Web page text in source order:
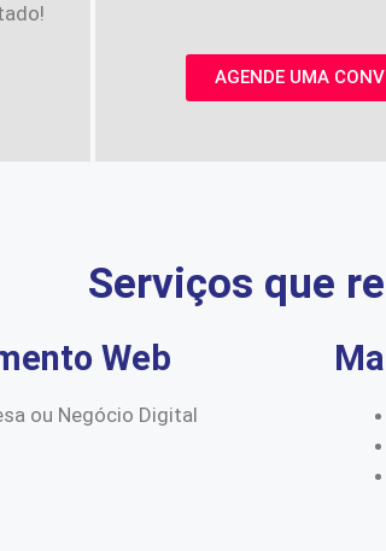
AGENDE UMA
Serviços que
Web
ou Negócio Digital